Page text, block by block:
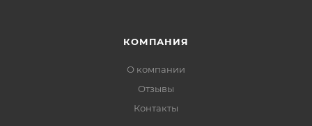
КОМПАНИЯ
О компании
Отзывы
Контакты